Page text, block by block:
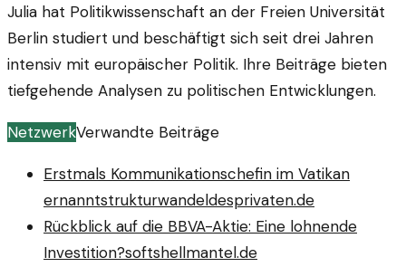
Julia hat Politikwissenschaft an der Freien Universität
Berlin studiert und beschäftigt sich seit drei Jahren
intensiv mit europäischer Politik. Ihre Beiträge bieten
tiefgehende Analysen zu politischen Entwicklungen.
NetzwerkVerwandte Beiträge
Erstmals Kommunikationschefin im Vatikan
ernanntstrukturwandeldesprivaten.de
Rückblick auf die BBVA-Aktie: Eine lohnende
Investition?softshellmantel.de